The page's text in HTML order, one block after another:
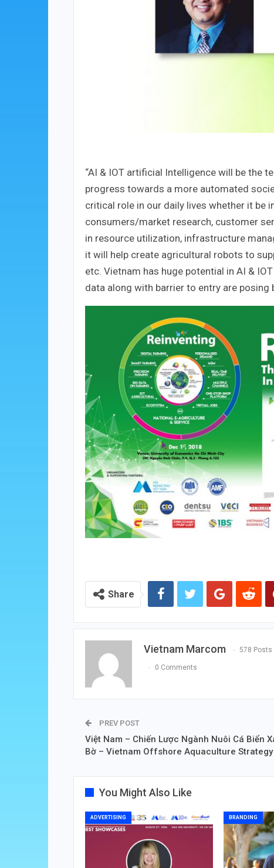
“AI & IOT artificial Intelligence will be the
progress towards a more automated
critical role in our daily lives whether it be
consumers/market research, customer
in resource utilization, infrastructure
it will help create agricultural robots to
etc. Vietnam has huge potential in AI &
data along with barrier to entry are posing
Share
Vietnam Marcom 578 Posts
0 Comments
PREV POST
Việt Nam – Chiến Lược Ngành Nuôi Cá Biển
Bờ – Vietnam Offshore Aquaculture Strategy
You Might Also Like
ADVERTISING BRANDING